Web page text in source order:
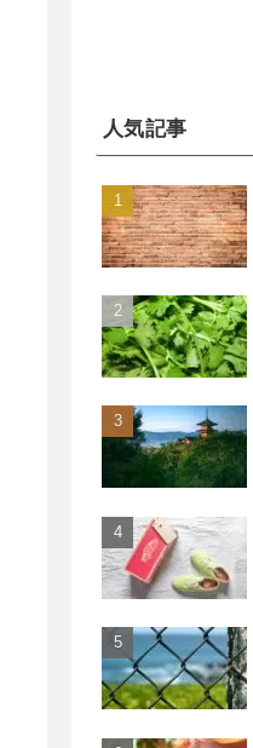
人気記事